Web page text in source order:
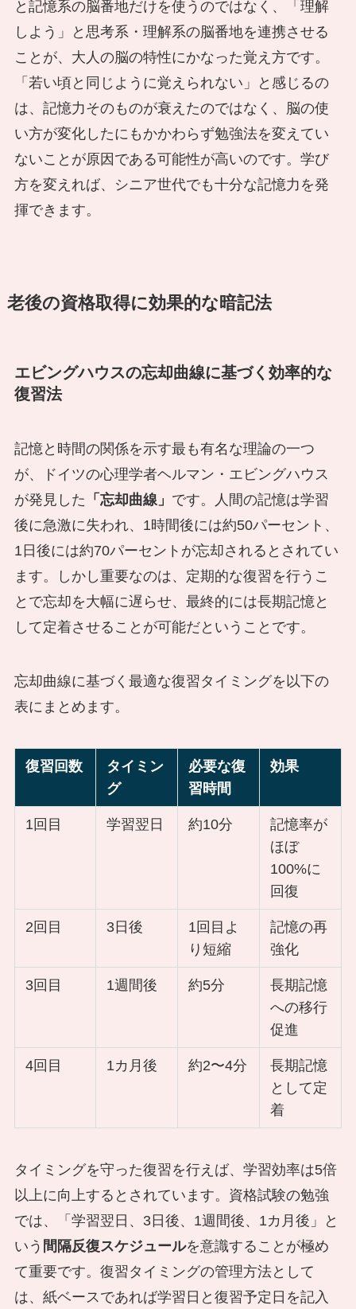
と記憶系の脳番地だけを使うのではなく、「理解
しよう」と思考系・理解系の脳番地を連携させる
ことが、大人の脳の特性にかなった覚え方です。
「若い頃と同じように覚えられない」と感じるの
は、記憶力そのものが衰えたのではなく、脳の使
い方が変化したにもかかわらず勉強法を変えてい
ないことが原因である可能性が高いのです。学び
方を変えれば、シニア世代でも十分な記憶力を発
揮できます。
老後の資格取得に効果的な暗記法
エビングハウスの忘却曲線に基づく効率的な
復習法
記憶と時間の関係を示す最も有名な理論の一つ
が、ドイツの心理学者ヘルマン・エビングハウス
が発見した 「忘却曲線」 です。人間の記憶は学習
後に急激に失われ、1時間後には約50パーセント、
1日後には約70パーセントが忘却されるとされてい
ます。しかし重要なのは、定期的な復習を行うこ
とで忘却を大幅に遅らせ、最終的には長期記憶と
して定着させることが可能だということです。
忘却曲線に基づく最適な復習タイミングを以下の
表にまとめます。
復習回数
タイミン
グ
必要な復
習時間
効果
1回目 学習翌日 約10分
記憶率が
ほぼ
100%に
回復
2回目 3日後
1回目よ
り短縮
記憶の再
強化
3回目 1週間後 約5分
長期記憶
への移行
促進
4回目 1カ月後 約2〜4分
長期記憶
として定
着
タイミングを守った復習を行えば、学習効率は5倍
以上に向上するとされています。資格試験の勉強
では、「学習翌日、3日後、1週間後、1カ月後」と
いう 間隔反復スケジュールを意識することが極め
て重要です。復習タイミングの管理方法として
は、紙ベースであれば学習日と復習予定日を記入